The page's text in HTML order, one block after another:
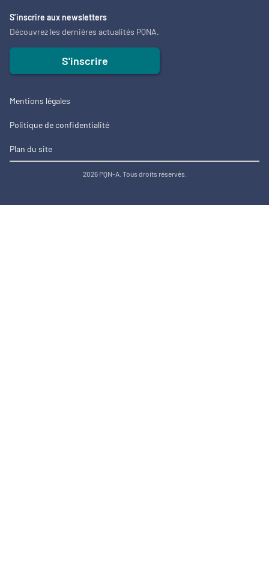
S’inscrire aux newsletters
Découvrez les dernières actualités PQNA.
S'inscrire
Mentions légales
Politique de confidentialité
Plan du site
2026 PQN-A. Tous droits réservés.